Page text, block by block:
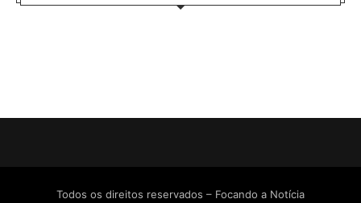
Todos os direitos reservados – Focando a Notícia